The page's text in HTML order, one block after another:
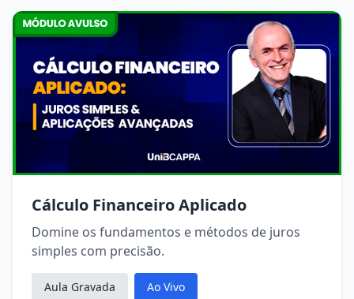
Cálculo Financeiro Aplicado
Domine os fundamentos e métodos de juros
simples com precisão.
Aula Gravada Ao Vivo